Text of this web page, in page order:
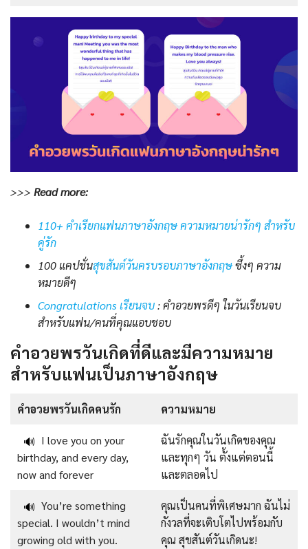
>>> Readmore:
110+ คำเรียกแฟนภาษาอังกฤษ ความหมายน่ารักๆ สำหรับ
คู่รัก
100 แคปชั่นสุขสันต์วันครบรอบภาษาอังกฤษซึ้งๆ ความ
หมายดีๆ
Congratulations เรียนจบ: คำอวยพรดีๆ ในวันเรียนจบ
สำหรับแฟน/คนที่คุณแอบชอบ
คำอวยพรวันเกิดที่ดีและมีความหมาย
สำหรับแฟนเป็นภาษาอังกฤษ
คำอวยพรวันเกิดคนรัก ความหมาย
🔊 I love you on your
birthday, and every day,
now and forever
ฉันรักคุณในวันเกิดของคุณ
และทุกๆ วัน ตั้งแต่ตอนนี้
และตลอดไป
🔊 You’re something
special. I wouldn’t mind
growing old with you.
คุณเป็นคนที่พิเศษมาก ฉันไม่
กังวลที่จะเติบโตไปพร้อมกับ
คุณ สุขสันต์วันเกิดนะ!